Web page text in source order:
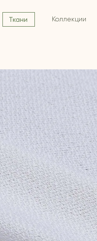
Ткани Коллекции